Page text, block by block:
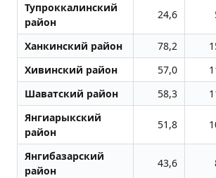
Тупроккалинский
район
24,6
Ханкинский район 78,2
Хивинский район
57,0
Шаватский район
58,3
Янгиарыкский
район
51,8
Янгибазарский
район
43,6